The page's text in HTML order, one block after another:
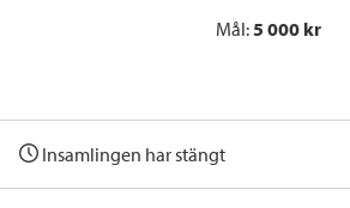
Mål:5 000 kr
Insamlingen har stängt